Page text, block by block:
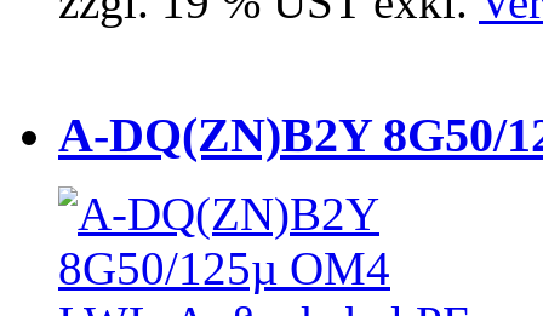
A-DQ(ZN)B2Y 8G50/